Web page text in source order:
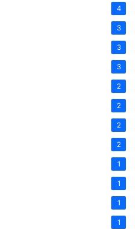
4
3
3
3
2
2
2
2
1
1
1
1